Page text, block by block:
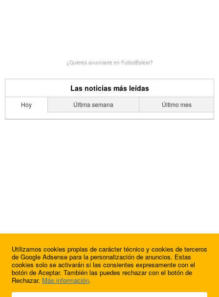
¿Quieres anunciarte en FutbolBalear?
Las noticias más leídas
Hoy Última semana Último mes
Utilizamos cookies propias de carácter técnico y cookies de terceros
de Google Adsense para la personalización de anuncios. Estas
cookies solo se activarán si las consientes expresamente con el
botón de Aceptar. También las puedes rechazar con el botón de
Rechazar. Más información.